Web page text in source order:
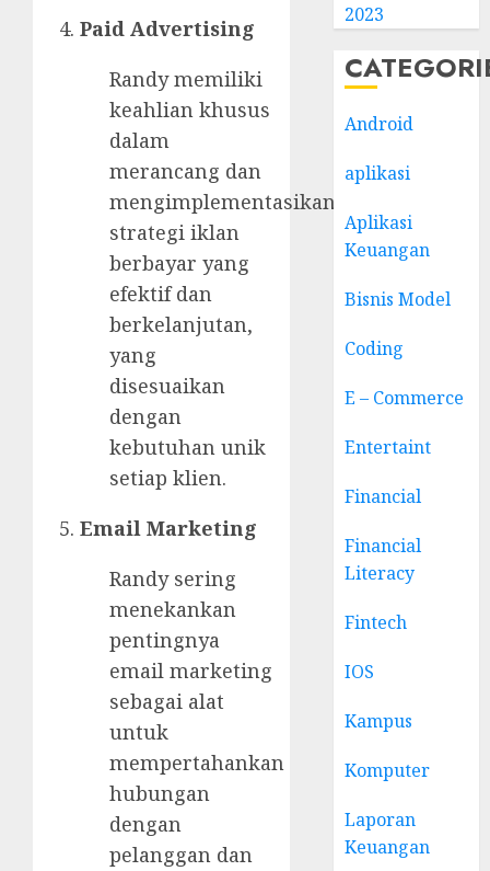
Paid Advertising
Randy memiliki
keahlian khusus
dalam
merancang dan
mengimplementasikan
strategi iklan
berbayar yang
efektif dan
berkelanjutan,
yang
disesuaikan
dengan
kebutuhan unik
setiap klien.
Email Marketing
Randy sering
menekankan
pentingnya
email marketing
sebagai alat
untuk
mempertahankan
hubungan
dengan
pelanggan dan
2023
Android
aplikasi
Aplikasi
Keuangan
Bisnis Model
Coding
E – Commerce
Entertaint
Financial
Financial
Literacy
Fintech
IOS
Kampus
Komputer
Laporan
Keuangan